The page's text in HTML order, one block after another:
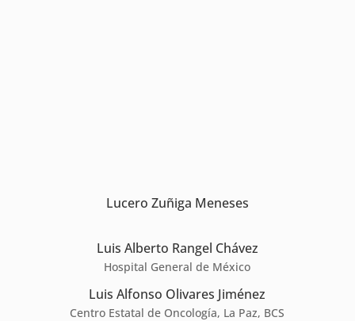
Lucero Zuñiga Meneses
Luis Alberto Rangel Chávez
Hospital General de México
Luis Alfonso Olivares Jiménez
Centro Estatal de Oncología, La Paz, BCS